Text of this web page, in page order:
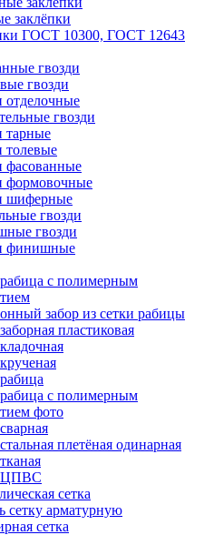
заклёпки
ГОСТ 10300, ГОСТ 12643
гвозди
гвозди
отделочные
гвозди
тарные
толевые
фасованные
формовочные
шиферные
гвозди
гвозди
финишные
с полимерным
забор из сетки рабицы
пластиковая
с полимерным
фото
плетёная одинарная
ЦПВС
сетка
сетку арматурную
сетка